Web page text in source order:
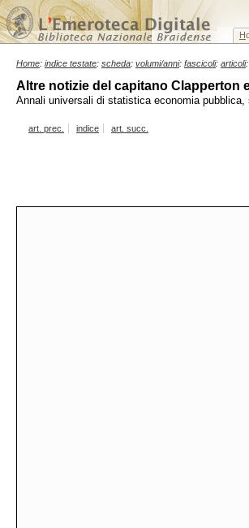
H
Home: indice testate: scheda: volumi/anni: fascicoli: articoli
Altre notizie del capitano Clapperton
Annali universali di statistica economia
art. prec. indice art. succ.